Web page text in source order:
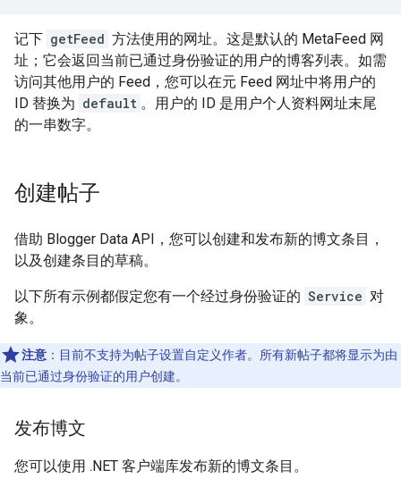
记下 getFeed 方法使用的网址。这是默认的 MetaFeed 网
址；它会返回当前已通过身份验证的用户的博客列表。如需
访问其他用户的 Feed，您可以在元 Feed 网址中将用户的
ID 替换为 default 。用户的 ID 是用户个人资料网址末尾
的一串数字。
创建帖子
借助 Blogger Data API，您可以创建和发布新的博文条目，
以及创建条目的草稿。
以下所有示例都假定您有一个经过身份验证的 Service 对
象。
注意 ：目前不支持为帖子设置自定义作者。所有新帖子都将显示为由
当前已通过身份验证的用户创建。
发布博文
您可以使用 .NET 客户端库发布新的博文条目。